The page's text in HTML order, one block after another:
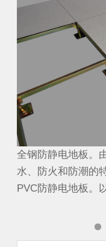
全钢防静电地板。
水、防火和防潮的
PVC防静电地板。